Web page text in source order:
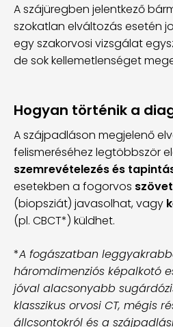
A szájüregben jelentkező
szokatlan elváltozás esetén
egy szakorvosi vizsgálat
de sok kellemetlenséget
Hogyan történik a
A szájpadláson megjelenő
felismeréséhez legtöbbször
szemrevételezés és
esetekben a fogorvos
(biopsziát) javasolhat, vagy
(pl. CBCT*) küldhet.
*A fogászatban
háromdimenziós képalkotó
jóval alacsonyabb
klasszikus orvosi CT, mégis
állcsontokról és a